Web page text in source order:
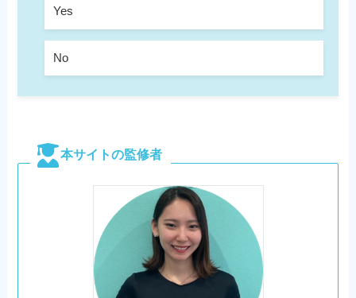
Yes
No
本サイトの監修者